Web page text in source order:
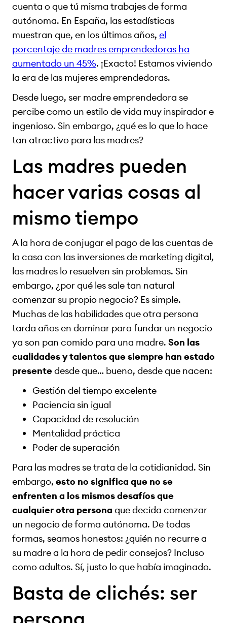
cuenta o que tú misma trabajes de forma
autónoma. En España, las estadísticas
muestran que, en los últimos años, el
porcentaje de madres emprendedoras ha
aumentado un 45%. ¡Exacto! Estamos viviendo
la era de las mujeres emprendedoras.
Desde luego, ser madre emprendedora se
percibe como un estilo de vida muy inspirador e
ingenioso. Sin embargo, ¿qué es lo que lo hace
tan atractivo para las madres?
Las madres pueden
hacer varias cosas al
mismo tiempo
A la hora de conjugar el pago de las cuentas de
la casa con las inversiones de marketing digital,
las madres lo resuelven sin problemas. Sin
embargo, ¿por qué les sale tan natural
comenzar su propio negocio? Es simple.
Muchas de las habilidades que otra persona
tarda años en dominar para fundar un negocio
ya son pan comido para una madre. Son las
cualidades y talentos que siempre han estado
presentedesde que… bueno, desde que nacen:
Gestión del tiempo excelente
Paciencia sin igual
Capacidad de resolución
Mentalidad práctica
Poder de superación
Para las madres se trata de la cotidianidad. Sin
embargo, esto no significa que no se
enfrenten a los mismos desafíos que
cualquier otra persona que decida comenzar
un negocio de forma autónoma. De todas
formas, seamos honestos: ¿quién no recurre a
su madre a la hora de pedir consejos? Incluso
como adultos. Sí, justo lo que había imaginado.
Basta de clichés: ser